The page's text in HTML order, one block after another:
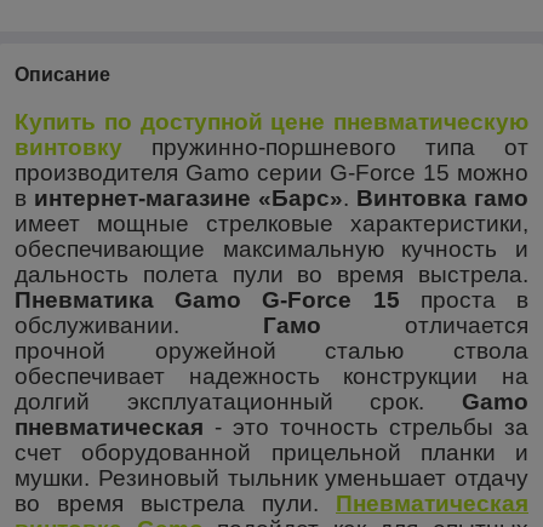
Описание
Купить по доступной цене пневматическую
винтовку пружинно-поршневого типа от
производителя Gamo серии G-Force 15 можно
в интернет-магазине «Барс». Винтовка гамо
имеет мощные стрелковые характеристики,
обеспечивающие максимальную кучность и
дальность полета пули во время выстрела.
Пневматика Gamo G-Force 15 проста в
обслуживании. Гамо отличается
прочной оружейной сталью ствола
обеспечивает надежность конструкции на
долгий эксплуатационный срок. Gamo
пневматическая - это точность стрельбы за
счет оборудованной прицельной планки и
мушки. Резиновый тыльник уменьшает отдачу
во время выстрела пули. Пневматическая